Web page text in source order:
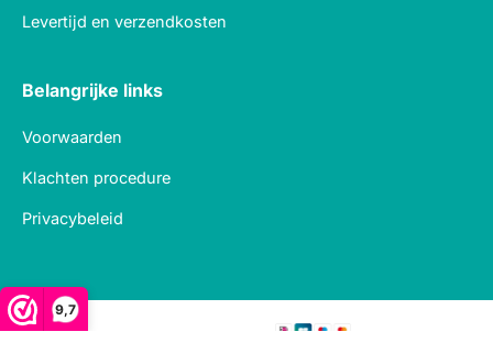
9,7
Levertijd en verzendkosten
Belangrijke links
Voorwaarden
Klachten procedure
Privacybeleid